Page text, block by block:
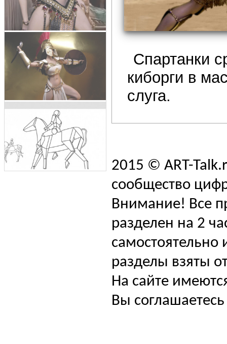
Спартанки
киборги в
слуга.
2015 © ART-
сообщество
Внимание! Все
разделен на 2
самостоятельно
разделы взяты
На сайте
Вы